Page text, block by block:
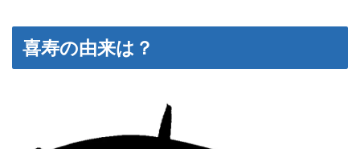
喜寿の由来は？